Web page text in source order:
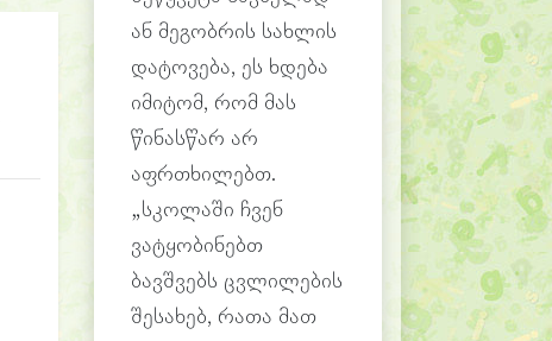
ან მეგობრის სახლის
დატოვება, ეს ხდება
იმიტომ, რომ მას
წინასწარ არ
აფრთხილებთ.
„სკოლაში ჩვენ
ვატყობინებთ
ბავშვებს ცვლილების
შესახებ, რათა მათ